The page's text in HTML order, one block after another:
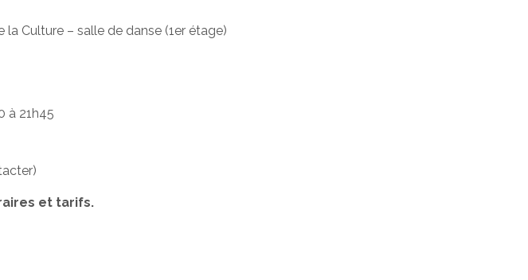
la Culture – salle de danse (1er étage)
à 21h45
et tarifs.